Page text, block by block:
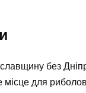
без
місце для